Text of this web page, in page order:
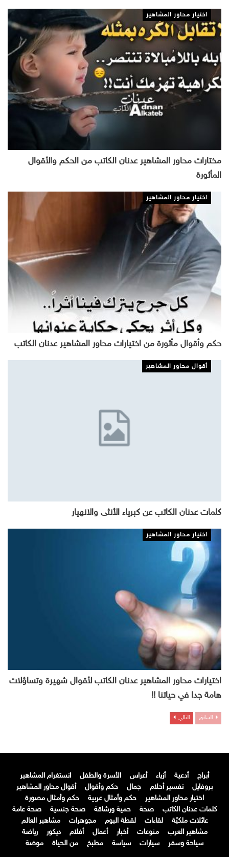
اختيار محاور المشاهير
مختارات محاور المشاهير عدنان الكاتب من الحكم والأقوال
المأثورة
اختيار محاور المشاهير
حكم وأقوال مأثورة من اختيارات محاور المشاهير عدنان الكاتب
أقوال محاور المشاهير
كلمات عدنان الكاتب عن كبرياء الأنثى والانهيار
اختيار محاور المشاهير
اختيارات محاور المشاهير عدنان الكاتب لأقوال شهيرة وتساؤلات
هامة جدا في حياتنا !!
السابق التالي
أبراج أدعية أزياء أعراس الأسرة والطفل
انستغرام المشاهير
بروفايل
تفسير أحلام جمال حكم وأقوال
أقوال محاور المشاهير
اختيار محاور المشاهير
حكم وأمثال عربية
حكم وأمثال مصورة
كلمات عدنان الكاتب
صحة حمية ورشاقة صحة جنسية
صحة عامة
عائلات ملكيّة
لقاءات لقطة اليوم مجوهرات
مشاهير العالم
مشاهير العرب
منوعات أخبار أعمال أفلام ديكور
رياضة
سياحة وسفر
سيارات سياسة مطبخ من الحياة موضة